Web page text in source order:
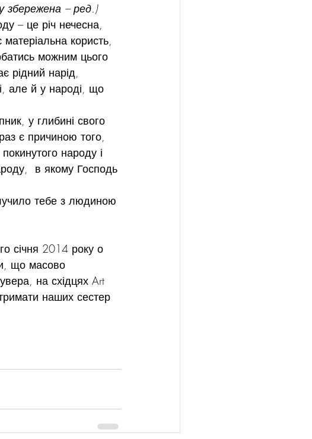
збережена – ред.)
– це річ нечесна,
користь,
можним цього
рідний нарід,
але й у народі, що
у глибині свого
є причиною того,
народу і
в якому Господь
тебе з людиною
січня 2014 року о
що масово
на східцях Art
наших сестер